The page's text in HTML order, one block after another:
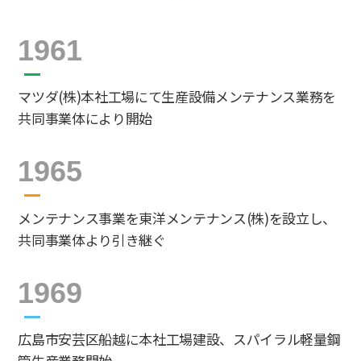
1961
マツダ(株)本社工場にて生産設備メンテナンス業務を
共同事業体により開始
1965
メンテナンス事業を東洋メンテナンス(株)を設立し、
共同事業体より引き継ぐ
1969
広島市安芸区船越に本社工場建設、スパイラル軽量鋼